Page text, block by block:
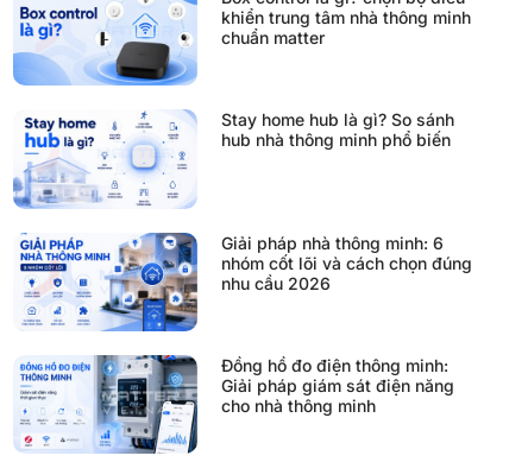
khiển trung tâm nhà thông minh
chuẩn matter
Stay home hub là gì? So sánh
hub nhà thông minh phổ biến
Giải pháp nhà thông minh: 6
nhóm cốt lõi và cách chọn đúng
nhu cầu 2026
Đồng hồ đo điện thông minh:
Giải pháp giám sát điện năng
cho nhà thông minh